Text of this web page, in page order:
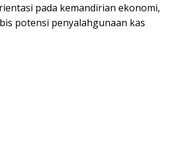
pada kemandirian ekonomi,
potensi penyalahgunaan kas